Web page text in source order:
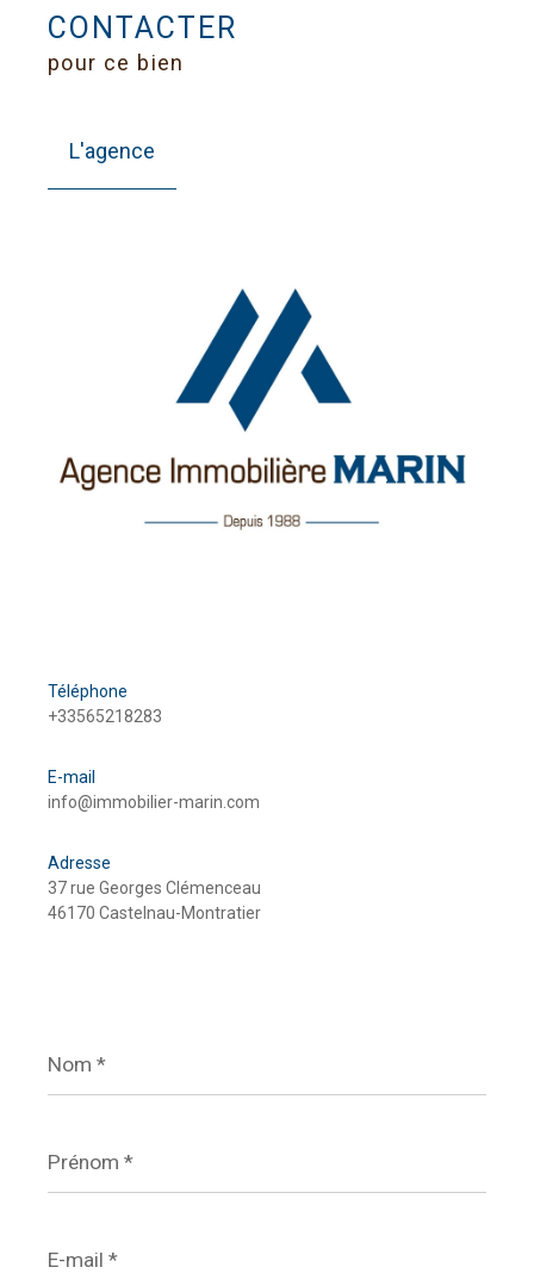
CONTACTER
pour ce bien
L'agence
Téléphone
+33565218283
E-mail
info@immobilier-marin.com
Adresse
37 rue Georges Clémenceau
46170 Castelnau-Montratier
*
*
mail
*